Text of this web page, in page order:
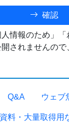
確認
情報のため」
されませんので
Q&A ウェブ
資料・大量取得用